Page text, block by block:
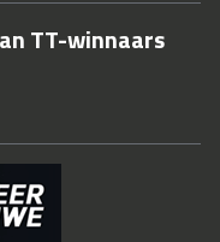
TT-winnaars